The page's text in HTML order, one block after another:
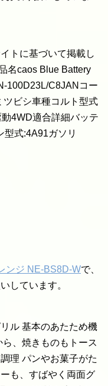
トに基づいて掲載し
名caos Blue Battery
100D23L/C8JANコー
ツビシ車種コルト型式
4WD適合詳細バッテ
型式:4A91ガソリ
ンジ NE-BS8D-Wで、
しています。
ル 基本のあたため機
、焼きものもトース
理 パンやお菓子がた
も、すばやく両面グ